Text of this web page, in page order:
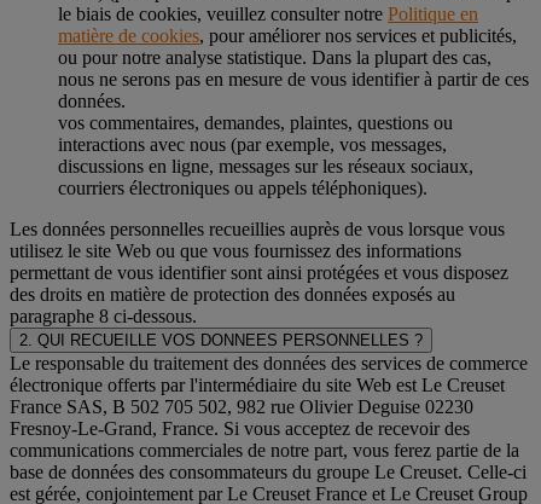
le biais de cookies, veuillez consulter notre Politique en
matière de cookies, pour améliorer nos services et publicités,
ou pour notre analyse statistique. Dans la plupart des cas,
nous ne serons pas en mesure de vous identifier à partir de ces
données.
vos commentaires, demandes, plaintes, questions ou
interactions avec nous (par exemple, vos messages,
discussions en ligne, messages sur les réseaux sociaux,
courriers électroniques ou appels téléphoniques).
Les données personnelles recueillies auprès de vous lorsque vous
utilisez le site Web ou que vous fournissez des informations
permettant de vous identifier sont ainsi protégées et vous disposez
des droits en matière de protection des données exposés au
paragraphe 8 ci-dessous.
2. QUI RECUEILLE VOS DONNEES PERSONNELLES ?
Le responsable du traitement des données des services de commerce
électronique offerts par l'intermédiaire du site Web est Le Creuset
France SAS, B 502 705 502, 982 rue Olivier Deguise 02230
Fresnoy-Le-Grand, France. Si vous acceptez de recevoir des
communications commerciales de notre part, vous ferez partie de la
base de données des consommateurs du groupe Le Creuset. Celle-ci
est gérée, conjointement par Le Creuset France et Le Creuset Group